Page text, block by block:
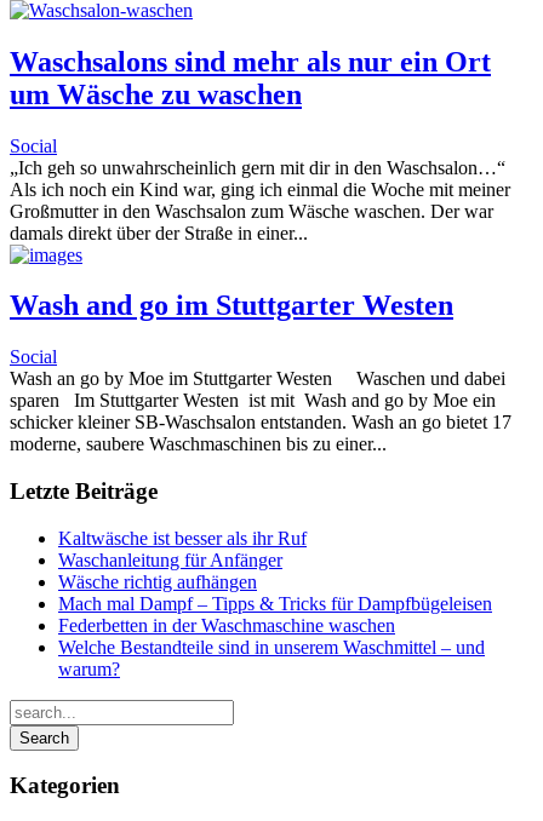
Waschsalons sind mehr als nur ein Ort
um Wäsche zu waschen
Social
„Ich geh so unwahrscheinlich gern mit dir in den Waschsalon…“
Als ich noch ein Kind war, ging ich einmal die Woche mit meiner
Großmutter in den Waschsalon zum Wäsche waschen. Der war
damals direkt über der Straße in einer...
Wash and go im Stuttgarter Westen
Social
Wash an go by Moe im Stuttgarter Westen Waschen und dabei
sparen Im Stuttgarter Westen ist mit Wash and go by Moe ein
schicker kleiner SB-Waschsalon entstanden. Wash an go bietet 17
moderne, saubere Waschmaschinen bis zu einer...
Letzte Beiträge
Kaltwäsche ist besser als ihr Ruf
Waschanleitung für Anfänger
Wäsche richtig aufhängen
Mach mal Dampf – Tipps & Tricks für Dampfbügeleisen
Federbetten in der Waschmaschine waschen
Welche Bestandteile sind in unserem Waschmittel – und
warum?
Kategorien